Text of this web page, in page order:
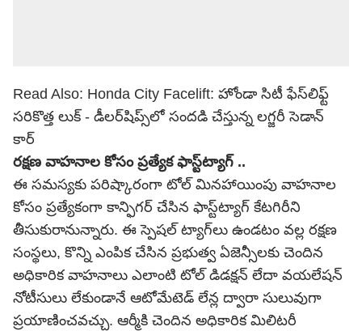
Read Also: Honda City Facelift: హోండా సిటీ ఫేస్‌లిఫ్ట్
సరికొత్త లుక్ - డీలర్‌షిప్స్‌లో సందడి చేస్తున్న లగ్జరీ సెడాన్
కార్
రక్షణ వాహనాల కోసం ప్రత్యేక ఫాస్ట్‌ట్యాగ్ ..
ఈ సమస్యకు పరిష్కారంగా టోల్ మినహాయింపు వాహనాల
కోసం ప్రత్యేకంగా కాన్ఫిగర్ చేసిన ఫాస్ట్‌ట్యాగ్ కేటగిరీని
తీసుకురానున్నారు. ఈ స్పెషల్ ట్యాగ్‌లు ఉండటం వల్ల రక్షణ
సంస్థలు, కొన్ని ఎంపిక చేసిన ప్రభుత్వ ఏజెన్సీలకు చెందిన
అధికారిక వాహనాలు ఎలాంటి టోల్ డిడక్షన్ లేదా వయలేషన్
నోటీసులు లేకుండానే ఆటోమేటెడ్ లేన్ల ద్వారా సులువుగా
ప్రయాణించవచ్చు. ఆర్మీకి చెందిన అధికారిక మిలిటరీ